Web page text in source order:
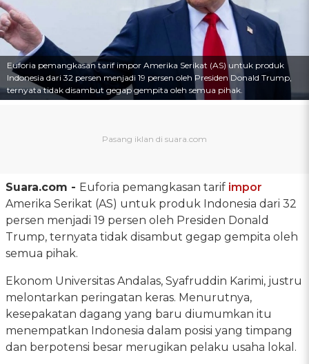
Euforia pemangkasan tarif impor Amerika Serikat (AS) untuk produk
Indonesia dari 32 persen menjadi 19 persen oleh Presiden Donald Trump,
ternyata tidak disambut gegap gempita oleh semua pihak.
Suara.com - Euforia pemangkasan tarif impor
Amerika Serikat (AS) untuk produk Indonesia dari 32
persen menjadi 19 persen oleh Presiden Donald
Trump, ternyata tidak disambut gegap gempita oleh
semua pihak.
Ekonom Universitas Andalas, Syafruddin Karimi, justru
melontarkan peringatan keras. Menurutnya,
kesepakatan dagang yang baru diumumkan itu
menempatkan Indonesia dalam posisi yang timpang
dan berpotensi besar merugikan pelaku usaha lokal.